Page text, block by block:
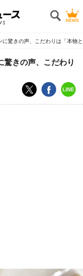
驚きの声、こだわりは「本物
きの声、こだわり